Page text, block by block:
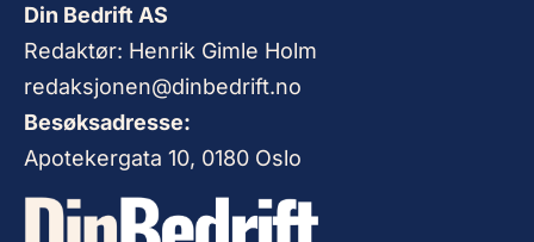
Din Bedrift AS
Redaktør: Henrik Gimle Holm
redaksjonen@dinbedrift.no
Besøksadresse:
Apotekergata 10, 0180 Oslo